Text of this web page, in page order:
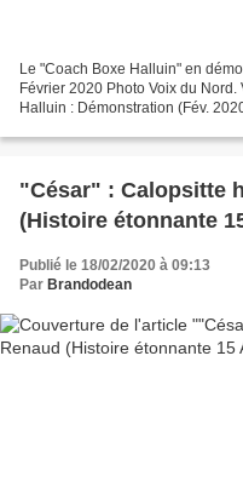
Le "Coach Boxe Halluin" en
Février 2020 Photo Voix du
Halluin : Démonstration (Fév.
"César" : Calopsitte
(Histoire étonnante
Publié le 18/02/2020 à 09:13
Par Brandodean